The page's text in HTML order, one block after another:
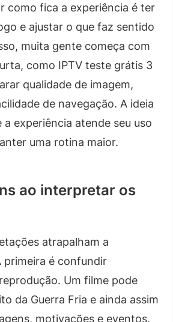
como fica a experiência é ter
e ajustar o que faz sentido
muita gente começa com
como IPTV teste grátis 3
qualidade de imagem,
de navegação. A ideia
a experiência atende seu uso
uma rotina maior.
ao interpretar os
atrapalham a
primeira é confundir
Um filme pode
da Guerra Fria e ainda assim
motivações e eventos.